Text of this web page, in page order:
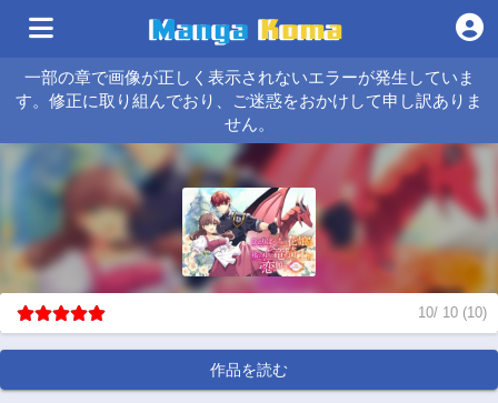
一部の章で画像が正しく表示されないエラーが発生していま
す。修正に取り組んでおり、ご迷惑をおかけして申し訳ありま
せん。
10/ 10 (10)
作品を読む